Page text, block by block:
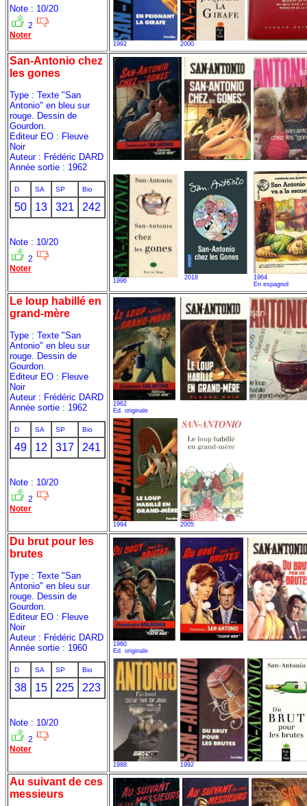
Note : 10/20
2
Noter
1992 2000
San-Antonio chez
les gones
Type : Texte "San
Antonio" en bleu sur
rouge. Dessin de
Gourdon.
Editeur EO : Fleuve
Noir
Auteur : Frédéric DARD
Année sortie : 1962
D SA SP Bio
50 13 321 242
Note : 10/20
2
Noter
1996 2018
1964
En espagnol
Le loup habillé en
grand-mère
Type : Texte "San
Antonio" en bleu sur
rouge. Dessin de
Gourdon.
Editeur EO : Fleuve
Noir
Auteur : Frédéric DARD
Année sortie : 1962
D SA SP Bio
49 12 317 241
Note : 10/20
2
Noter
1962
Ed. originale
1994 2005
Du brut pour les
brutes
Type : Texte "San
Antonio" en bleu sur
rouge. Dessin de
Gourdon.
Editeur EO : Fleuve
Noir
Auteur : Frédéric DARD
Année sortie : 1960
D SA SP Bio
38 15 225 223
Note : 10/20
2
Noter
1960
Ed. originale
1988 1992
Au suivant de ces
messieurs